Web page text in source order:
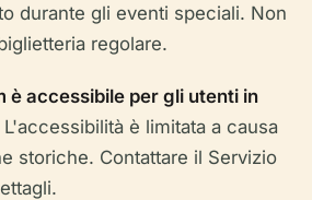
durante gli eventi speciali. Non
regolare.
è accessibile per gli utenti in
L'accessibilità è limitata a causa
storiche. Contattare il Servizio